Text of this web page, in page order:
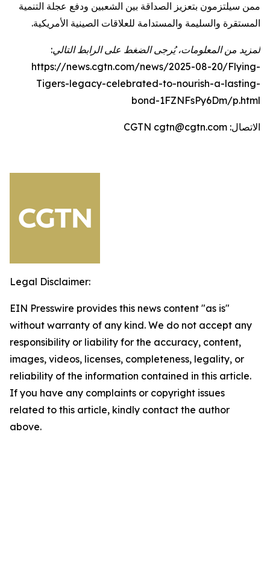
ممن سيلتزمون بتعزيز الصداقة بين الشعبين ودفع عجلة التنمية
المستقرة والسليمة والمستدامة للعلاقات الصينية الأمريكية.
لمزيد من المعلومات، يُرجى الضغط على الرابط التالي:
https://news.cgtn.com/news/2025-08-20/Flying-
Tigers-legacy-celebrated-to-nourish-a-lasting-
bond-1FZNFsPy6Dm/p.html
الاتصال: CGTN cgtn@cgtn.com
Legal Disclaimer:
EIN Presswire provides this news content "as is"
without warranty of any kind. We do not accept any
responsibility or liability for the accuracy, content,
images, videos, licenses, completeness, legality, or
reliability of the information contained in this article.
If you have any complaints or copyright issues
related to this article, kindly contact the author
above.